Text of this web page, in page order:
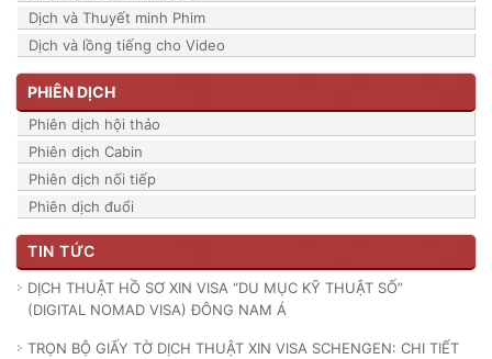
Dịch và Thuyết minh Phim
Dịch và lồng tiếng cho Video
PHIÊN DỊCH
Phiên dịch hội thảo
Phiên dịch Cabin
Phiên dịch nối tiếp
Phiên dịch đuổi
TIN TỨC
DỊCH THUẬT HỒ SƠ XIN VISA “DU MỤC KỸ THUẬT SỐ”
(DIGITAL NOMAD VISA) ĐÔNG NAM Á
TRỌN BỘ GIẤY TỜ DỊCH THUẬT XIN VISA SCHENGEN: CHI TIẾT